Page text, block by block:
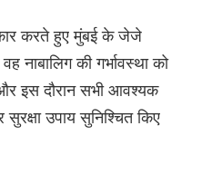
करते हुए मुंबई के जेजे
नाबालिग की गर्भावस्था को
इस दौरान सभी आवश्यक
उपाय सुनिश्चित किए